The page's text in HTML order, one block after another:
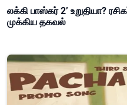
லக்கி பாஸ்கர் 2’ உறுதியா?
முக்கிய தகவல்